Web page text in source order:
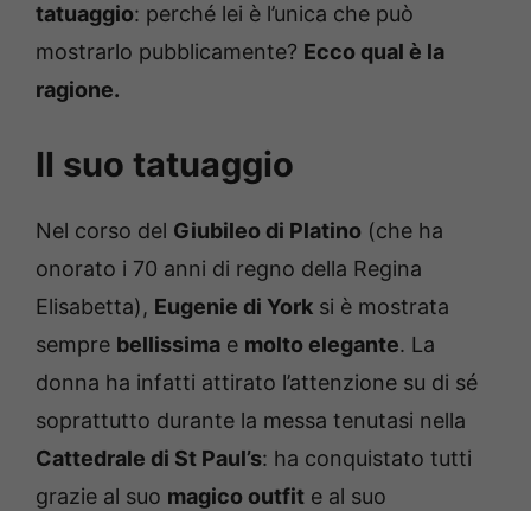
tatuaggio: perché lei è l’unica che può
mostrarlo pubblicamente? Ecco qual è la
ragione.
Il suo tatuaggio
Nel corso del Giubileo di Platino (che ha
onorato i 70 anni di regno della Regina
Elisabetta), Eugenie di York si è mostrata
sempre bellissima e molto elegante. La
donna ha infatti attirato l’attenzione su di sé
soprattutto durante la messa tenutasi nella
Cattedrale di St Paul’s: ha conquistato tutti
grazie al suo magico outfit e al suo